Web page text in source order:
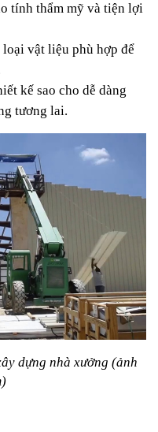
tính thẩm mỹ và tiện lợi
loại vật liệu phù hợp để
kế sao cho dễ dàng
tương lai.
dựng nhà xưởng (ảnh